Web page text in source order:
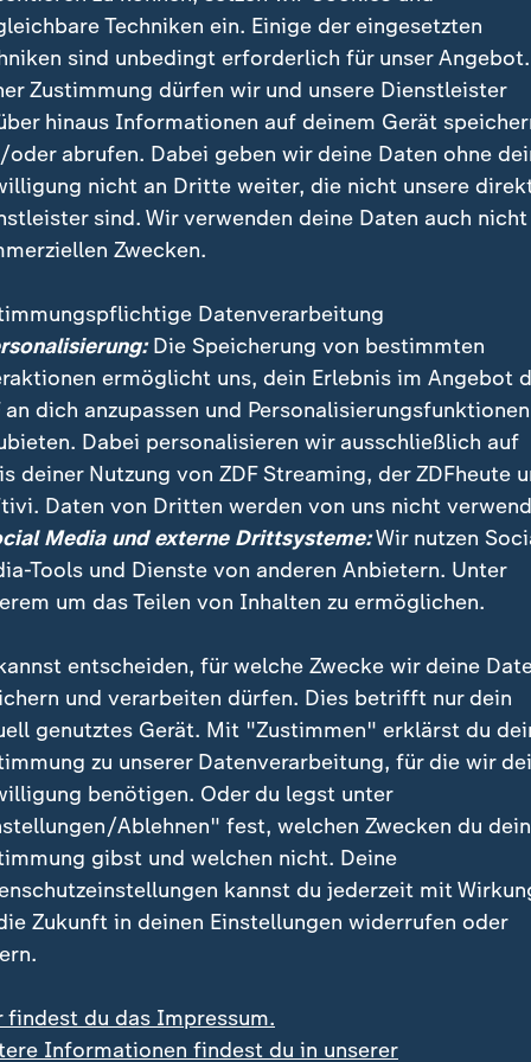
sich für Wien aus:
wohnt nicht weit weg von der
ich dort zu Fuß hingehen.
den Zuschlag bekommen, würde der ESC
stattfinden. Die vergangenen
des Gastgeberlandes:
2025
2024
2023
2022
2021
2019
ist das realistisch?
sich bereits drei weitere Städte ins Gespräch:
Grenze zuUngarnund Wels. Die Stadt im Norden
und plant eine Doppel-Bewerbung mit einer
war:
dass Wels allein nicht die
hat. Gemeinsam mit Linz
Techniken ein. Einige der eingesetzten
sind unbedingt erforderlich für unser
Zustimmung dürfen wir und unsere Dienstleister
hinaus Informationen auf deinem Gerät
oder abrufen. Dabei geben wir deine Daten ohne
nicht an Dritte weiter, die nicht unsere
sind. Wir verwenden deine Daten auch nicht
Zwecken.
Datenverarbeitung
Die Speicherung von bestimmten
ermöglicht uns, dein Erlebnis im Angebot
an dich anzupassen und Personalisierungsfunktionen
Dabei personalisieren wir ausschließlich auf
deiner Nutzung von ZDF Streaming, der ZDFheute
Daten von Dritten werden von uns nicht
Media und externe Drittsysteme:Wir nutzen
Tools und Dienste von anderen Anbietern. Unter
um das Teilen von Inhalten zu ermöglichen.
entscheiden, für welche Zwecke wir deine
und verarbeiten dürfen. Dies betrifft nur dein
genutztes Gerät. Mit "Zustimmen" erklärst du
zu unserer Datenverarbeitung, für die wir
benötigen. Oder du legst unter
Ablehnen" fest, welchen Zwecken du
gibst und welchen nicht. Deine
kannst du jederzeit mit
Zukunft in deinen Einstellungen widerrufen oder
findest du das Impressum.
Informationen findest du in unserer